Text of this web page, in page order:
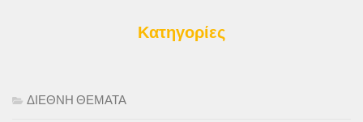
Κατηγορίες
ΔΙΕΘΝΗ ΘΕΜΑΤΑ